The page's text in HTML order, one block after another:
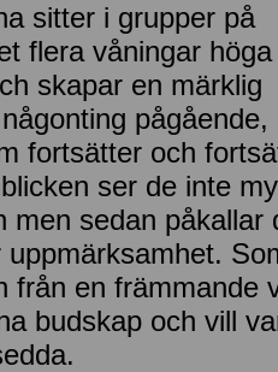
sitter i grupper på
flera våningar höga
skapar en märklig
pågående,
fortsätter och
ser de inte
men sedan påkallar
uppmärksamhet.
från en främmande
budskap och vill